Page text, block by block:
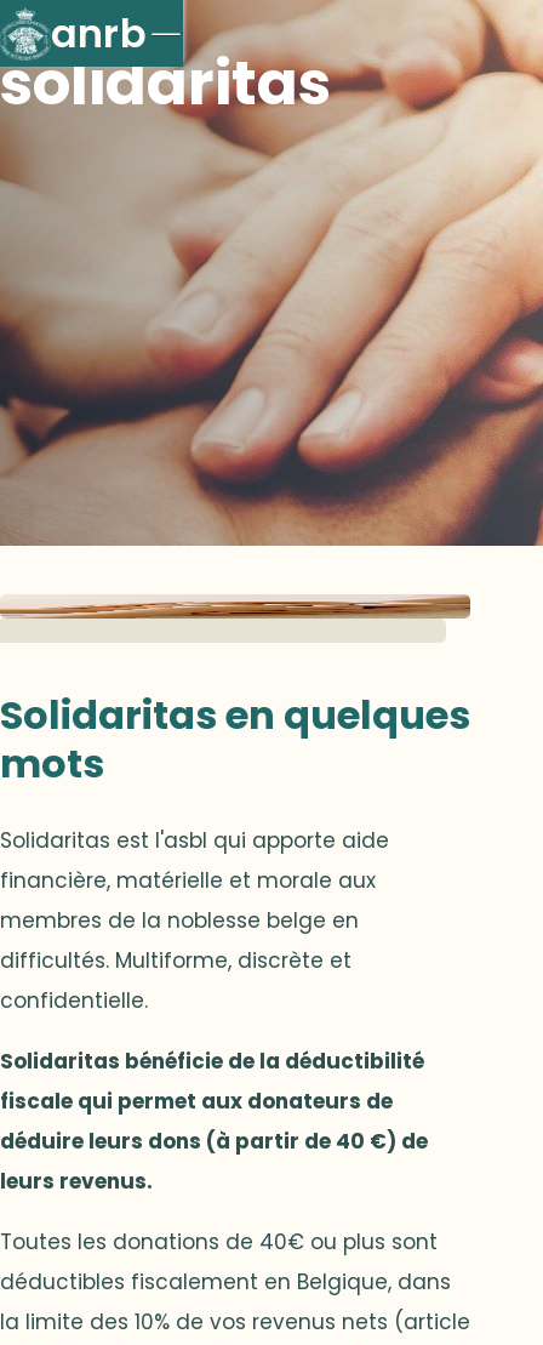
anrb
solidaritas
Solidaritas en quelques
mots
Solidaritas est l'asbl qui apporte aide
financière, matérielle et morale aux
membres de la noblesse belge en
difficultés. Multiforme, discrète et
confidentielle.
Solidaritas bénéficie de la déductibilité
fiscale qui permet aux donateurs de
déduire leurs dons (à partir de 40 €) de
leurs revenus.
Toutes les donations de 40€ ou plus sont
déductibles fiscalement en Belgique, dans
la limite des 10% de vos revenus nets (article